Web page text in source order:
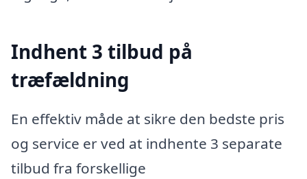
Indhent 3 tilbud på
træfældning
En effektiv måde at sikre den bedste pris
og service er ved at indhente 3 separate
tilbud fra forskellige